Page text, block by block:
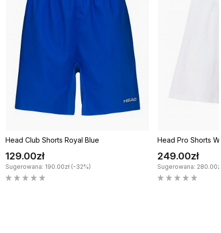
Head Club Shorts Royal Blue
129.00zł
Sugerowana: 190.00zł (-32%)
Head Pro Shorts
249.00zł
Sugerowana: